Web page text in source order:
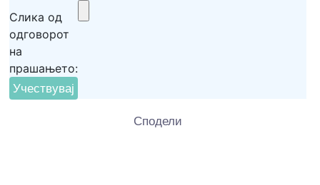
Слика од
одговорот
на
прашањето:
Сподели